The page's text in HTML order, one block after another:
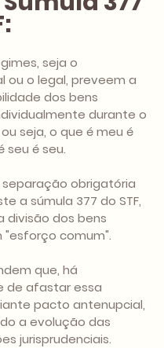
seja o
ou o legal, preveem a
dos bens
durante o
seja, o que é meu é
seu é seu.
obrigatória
a súmula 377 do STF,
divisão dos bens
comum".
que, há
de afastar essa
pacto antenupcial,
a evolução das
jurisprudenciais.